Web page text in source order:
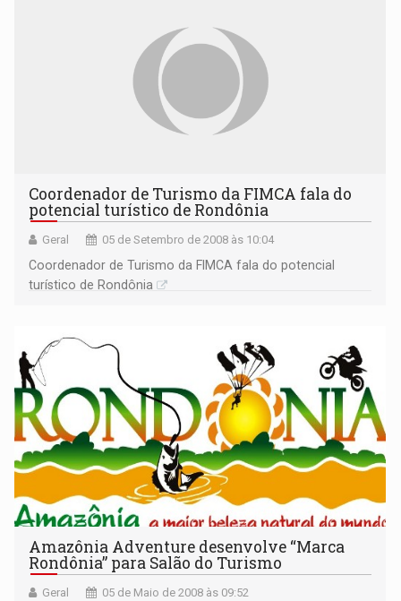
Coordenador de Turismo da FIMCA fala do
potencial turístico de Rondônia
Geral 05 de Setembro de 2008 às 10:04
Coordenador de Turismo da FIMCA fala do potencial
turístico de Rondônia
Amazônia Adventure desenvolve “Marca
Rondônia” para Salão do Turismo
Geral 05 de Maio de 2008 às 09:52